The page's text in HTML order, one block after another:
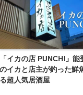
「イカの店 PUNCHI」能
のイカと店主が釣った鮮
る超人気居酒屋